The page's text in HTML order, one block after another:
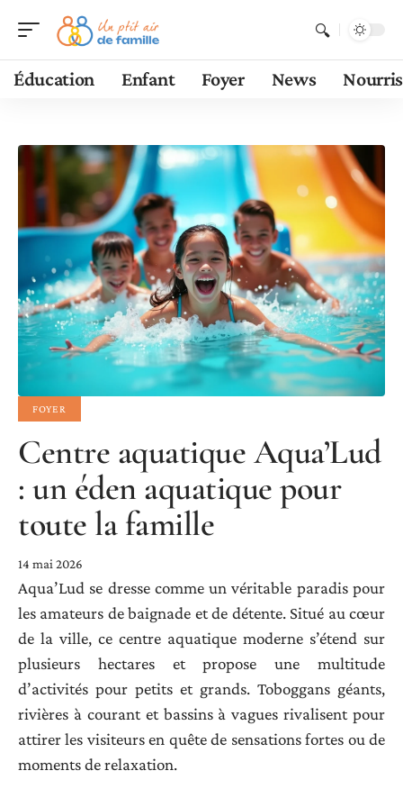
Éducation Enfant Foyer News
FOYER
Centre aquatique Aqua’Lud
: un éden aquatique pour
toute la famille
14 mai 2026
Aqua’Lud se dresse comme un véritable paradis pour
les amateurs de baignade et de détente. Situé au cœur
de la ville, ce centre aquatique moderne s’étend sur
plusieurs hectares et propose une multitude
d’activités pour petits et grands. Toboggans géants,
rivières à courant et bassins à vagues rivalisent pour
attirer les visiteurs en quête de sensations fortes ou de
moments de relaxation.